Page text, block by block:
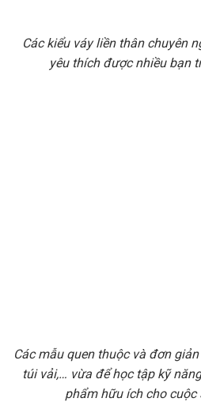
Các kiểu váy liền thân chuyên
yêu thích được nhiều bạn
Các mẫu quen thuộc và đơn
túi vải,… vừa để học tập kỹ
phẩm hữu ích cho cuộc